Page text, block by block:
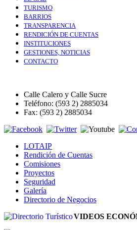
TURISMO
BARRIOS
TRANSPARENCIA
RENDICIÓN DE CUENTAS
INSTITUCIONES
GESTIONES, NOTICIAS
CONTACTO
Calle Calero y Calle Sucre
Teléfono: (593 2) 2885034
Fax: (593 2) 2885034
LOTAIP
Rendición de Cuentas
Comisiones
Proyectos
Seguridad
Galería
Directorio de Negocios
VIDEOS